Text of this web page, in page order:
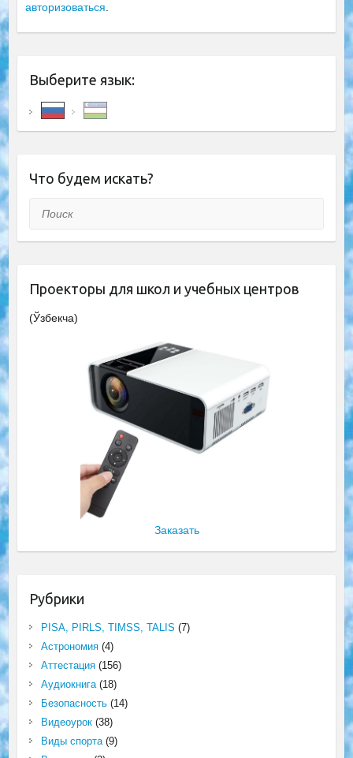
авторизоваться.
Выберите язык:
Что будем искать?
Поиск
Проекторы для школ и учебных центров
(Ўзбекча)
Заказать
Рубрики
PISA, PIRLS, TIMSS, TALIS (7)
Астрономия(4)
Аттестация(156)
Аудиокнига(18)
Безопасность(14)
Видеоурок(38)
Виды спорта(9)